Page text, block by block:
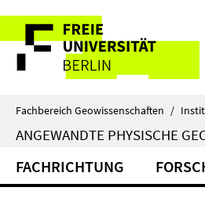
direkt
Inhalt
Service-
Navigation
Fachbereich Geowissenschaften /
ANGEWANDTE PHYSISCHE
FACHRICHTUNG